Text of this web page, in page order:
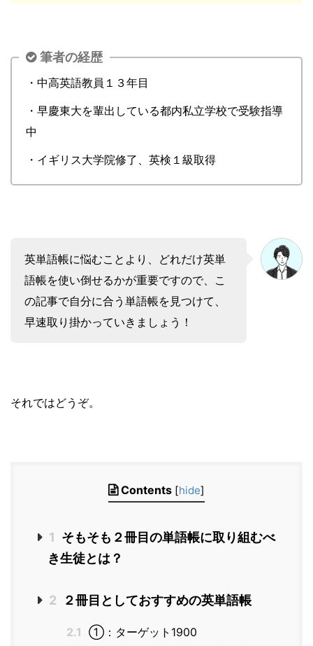
筆者の経歴
・中高英語教員１３年目
・早慶東大を輩出している都内私立学校で受験指導
中
・イギリス大学院修了、英検１級取得
英単語帳に悩むことより、どれだけ英単
語帳を使い倒せるかが重要ですので、こ
の記事で自分に合う単語帳を見つけて、
早速取り掛かっていきましょう！
それではどうぞ。
Contents [hide]
1 そもそも２冊目の単語帳に取り組むべ
き生徒とは？
2 ２冊目としておすすめの英単語帳
2.1 ①：ターゲット1900